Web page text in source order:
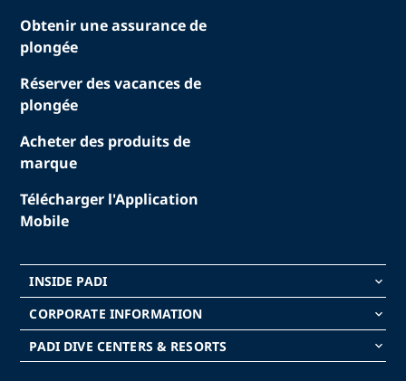
Obtenir une assurance de
plongée
Réserver des vacances de
plongée
Acheter des produits de
marque
Télécharger l'Application
Mobile
INSIDE PADI keyboard_arrow_down
CORPORATE INFORMATION keyboard_arrow_down
PADI DIVE CENTERS & RESORTS keyboard_arrow_down